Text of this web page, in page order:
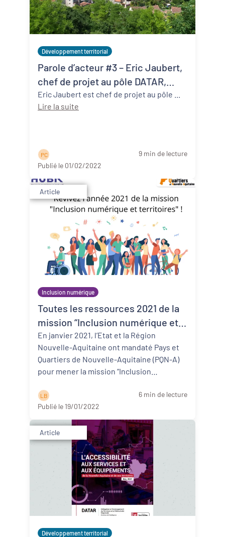
Développement territorial
Parole d’acteur #3 – Eric Jaubert,
chef de projet au pôle DATAR,
Région N-A
Lire la suite
P C
9 min de lecture
Publié le 01/02/2022
Article
Inclusion numérique
Toutes les ressources 2021 de la
mission “Inclusion numérique et
territoires” !
En janvier 2021, l’Etat et la Région
Nouvelle-Aquitaine ont mandaté Pays et
Quartiers de Nouvelle-Aquitaine (PQN-A)
pour mener la mission “Inclusion
Lire la suite
L B
6 min de lecture
Publié le 19/01/2022
Article
Développement territorial